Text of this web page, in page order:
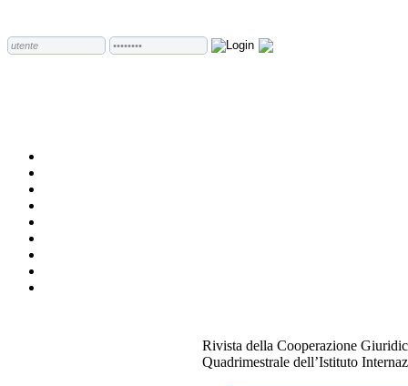
Rivista della Cooperazione
Quadrimestrale dell’Istituto